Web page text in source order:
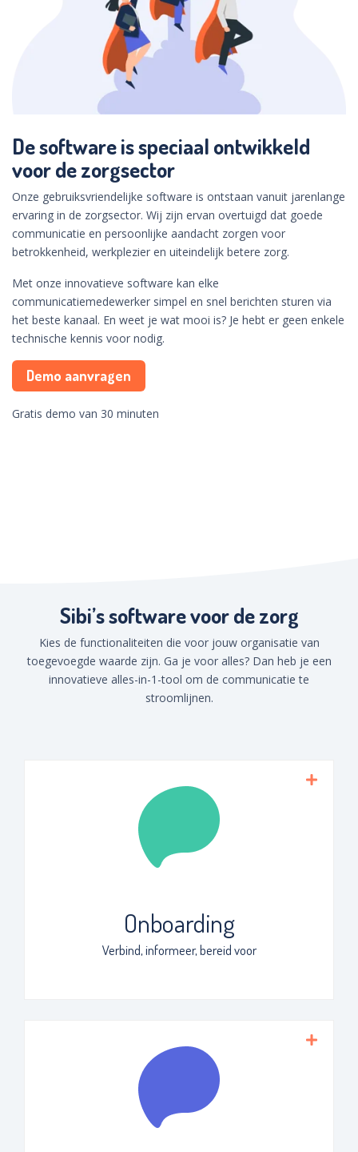
De software is speciaal ontwikkeld
voor de zorgsector
Onze gebruiksvriendelijke software is ontstaan vanuit jarenlange
ervaring in de zorgsector. Wij zijn ervan overtuigd dat goede
communicatie en persoonlijke aandacht zorgen voor
betrokkenheid, werkplezier en uiteindelijk betere zorg.
Met onze innovatieve software kan elke
communicatiemedewerker simpel en snel berichten sturen via
het beste kanaal. En weet je wat mooi is? Je hebt er geen enkele
technische kennis voor nodig.
Demo aanvragen
Gratis demo van 30 minuten
Sibi’s software voor de zorg
Kies de functionaliteiten die voor jouw organisatie van
toegevoegde waarde zijn. Ga je voor alles? Dan heb je een
innovatieve alles-in-1-tool om de communicatie te
stroomlijnen.
Onboarding
Verbind, informeer, bereid voor
Onboarding met persoonlijke aandacht
zónder dat het HR extra tijd kost. Deel
belangrijke info via een online platform,
Communiceer met collega’s en leg
verbinding tussen professionals. Deel
informatie met je team, afdeling of